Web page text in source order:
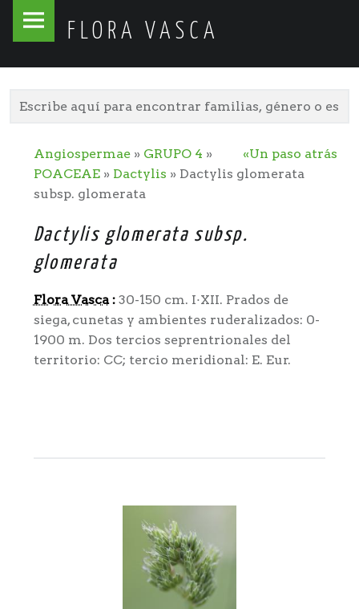
FLORA VASCA
Flora
Skip
«Un paso atrás
Angiospermae» GRUPO 4 »
POACEAE» Dactylis » Dactylis glomerata
subsp. glomerata
Dactylis glomerata subsp.
glomerata
Flora Vasca:30-150 cm. I·XII. Prados de
siega, cunetas y ambientes ruderalizados: 0-
1900 m. Dos tercios seprentrionales del
territorio: CC; tercio meridional: E. Eur.